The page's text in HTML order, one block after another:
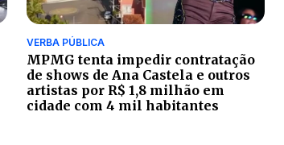
VERBA PÚBLICA
MPMG tenta impedir contratação
de shows de Ana Castela e outros
artistas por R$ 1,8 milhão em
cidade com 4 mil habitantes